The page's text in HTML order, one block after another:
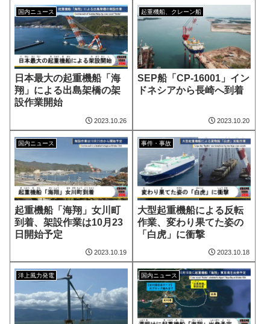
国内ニュース
日本最大の起重機船「海
翔」による出島架橋の架
設作業開始
2023.10.26
起重機船、クレーン船
SEP船「CP-16001」イン
ドネシアから長崎へ到着
2023.10.20
国内ニュース
起重機船「海翔」女川町
到着、架設作業は10月23
日開始予定
2023.10.19
事件・事故
大型起重機船による反転
作業、変わり果てた姿の
「白虎」に衝撃
2023.10.18
洋上風力発電 国内ニュース